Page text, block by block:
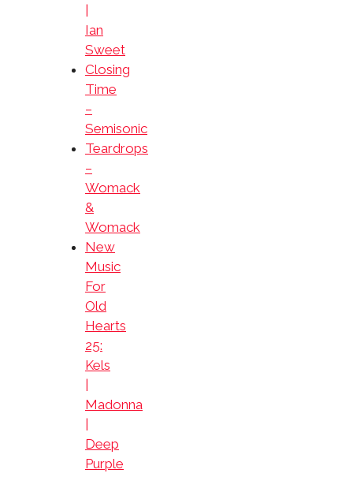
Ian
Sweet
Closing
Time
–
Semisonic
Teardrops
–
Womack
&
Womack
New
Music
For
Old
Hearts
25:
Kels
Madonna
Deep
Purple